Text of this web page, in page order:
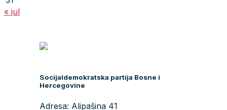
« jul
Socijaldemokratska partija Bosne i
Hercegovine
Adresa: Alipašina 41